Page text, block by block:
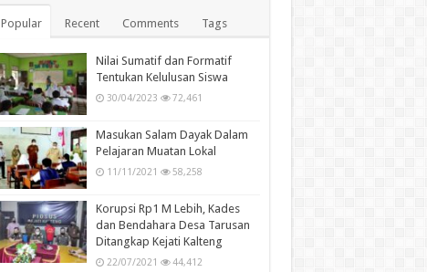
Popular Recent Comments Tags
Nilai Sumatif dan Formatif
Tentukan Kelulusan Siswa
30/04/2023 72,461
Masukan Salam Dayak Dalam
Pelajaran Muatan Lokal
11/11/2021 58,258
Korupsi Rp1 M Lebih, Kades
dan Bendahara Desa Tarusan
Ditangkap Kejati Kalteng
22/07/2021 44,412